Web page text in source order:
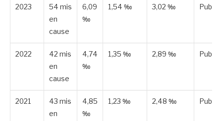
2023
54 mis
en
cause
6,09
‰
1,54 ‰ 3,02 ‰
2022
42 mis
en
cause
4,74
‰
1,35 ‰ 2,89 ‰
2021
43 mis
en
4,85
‰
1,23 ‰ 2,48 ‰